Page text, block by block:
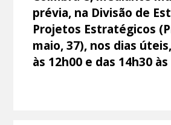
prévia, na Divisão de
Projetos Estratégicos
maio, 37), nos dias
às 12h00 e das 14h30